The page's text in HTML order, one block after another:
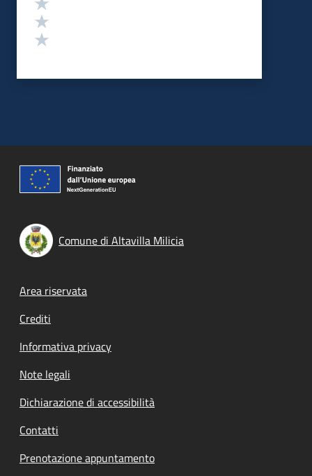
Comune di Altavilla Milicia
Footer menu
Area riservata
Crediti
Informativa privacy
Note legali
Dichiarazione di accessibilità
Contatti
Prenotazione appuntamento